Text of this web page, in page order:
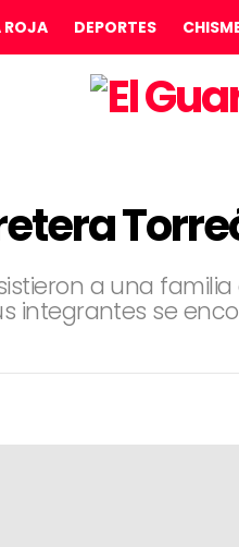
ROJA DEPORTES
a una
integrantes se